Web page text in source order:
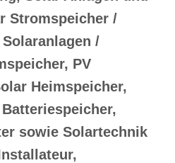
Stromspeicher /
/
PV
Heimspeicher,
sowie Solartechnik